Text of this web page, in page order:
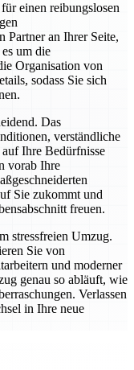
einen reibungslosen
Partner an Ihrer Seite,
um die
Organisation von
sodass Sie sich
Das
verständliche
Ihre Bedürfnisse
vorab Ihre
Sie zukommt und
freuen.
stressfreien Umzug.
Sie von
und moderner
genau so abläuft, wie
Verlassen
in Ihre neue